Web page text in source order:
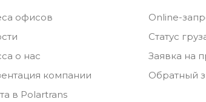
офисов
о нас
компании
в Polartrans
Online-
Статус
Заявка на
Обратный